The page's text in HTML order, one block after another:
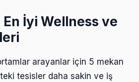
İyi Wellness ve
arayanlar için 5 mekan
tesisler daha sakin ve iş